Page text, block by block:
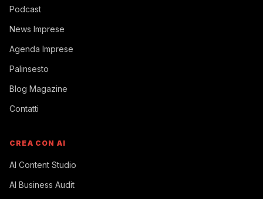
Podcast
News Imprese
Agenda Imprese
Palinsesto
Blog Magazine
Contatti
CREA CON AI
AI Content Studio
AI Business Audit